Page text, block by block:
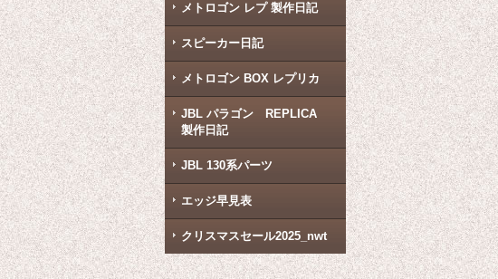
メトロゴン レプ 製作日記
スピーカー日記
メトロゴン BOX レプリカ
JBL パラゴン REPLICA
製作日記
JBL 130系パーツ
エッジ早見表
クリスマスセール2025_nwt